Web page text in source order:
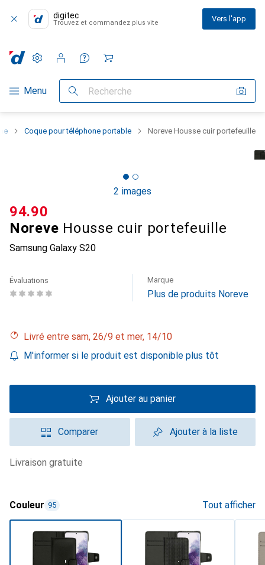
digitec
Trouvez et commandez plus vite Vers l'app
Navigation par catégorie
Menu Recherche
Paramètres
Compte client
Listes de comparaison
Listes d'envies
Panier
Coque pour téléphone portable Noreve Housse cuir portefeuille
2 images
Noreve Housse cuir portefeuille
Samsung Galaxy S20
CHF
94.90
Évaluations Marque
Plus de produits Noreve
Livré entre sam, 26/9 et mer, 14/10
M'informer si le produit est disponible plus tôt
Ajouter au panier
Comparer Ajouter à la liste
livraison gratuite
Couleur 95 Tout afficher